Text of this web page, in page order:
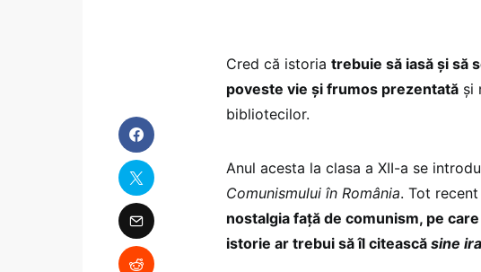
Cred că istoria trebuie să iasă și să
poveste vie și frumos prezentată și
bibliotecilor.
Anul acesta la clasa a XII-a se
Comunismului în România. Tot
nostalgia față de comunism, pe
istorie ar trebui să îl citească sine